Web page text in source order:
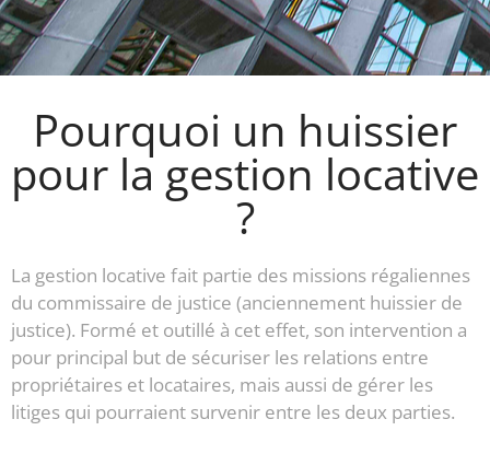
Pourquoi un huissier
pour la gestion locative
?
La gestion locative fait partie des missions régaliennes
du commissaire de justice (anciennement huissier de
justice). Formé et outillé à cet effet, son intervention a
pour principal but de sécuriser les relations entre
propriétaires et locataires, mais aussi de gérer les
litiges qui pourraient survenir entre les deux parties.